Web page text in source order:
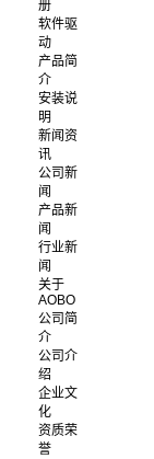
册
软件驱
动
产品简
介
安装说
明
新闻资
讯
公司新
闻
产品新
闻
行业新
闻
关于
AOBO
公司简
介
公司介
绍
企业文
化
资质荣
誉